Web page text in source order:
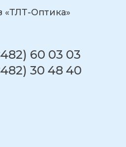
«ТЛТ-Оптика»
60 03 03
30 48 40